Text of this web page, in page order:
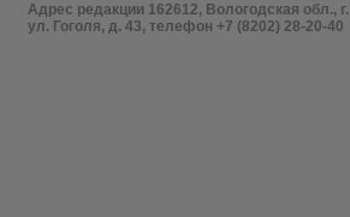
Адрес редакции 162612, Вологодская обл.,
ул. Гоголя, д. 43, телефон +7 (8202) 28-20-40